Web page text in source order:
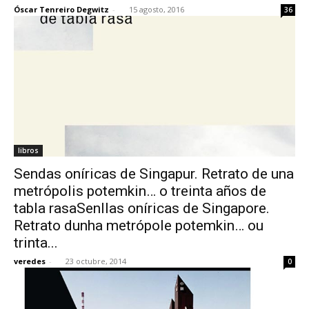
Óscar Tenreiro Degwitz - 15 agosto, 2016 36
libros
Sendas oníricas de Singapur. Retrato de una
metrópolis potemkin… o treinta años de
tabla rasaSenllas oníricas de Singapore.
Retrato dunha metrópole potemkin… ou
trinta...
veredes - 23 octubre, 2014 0